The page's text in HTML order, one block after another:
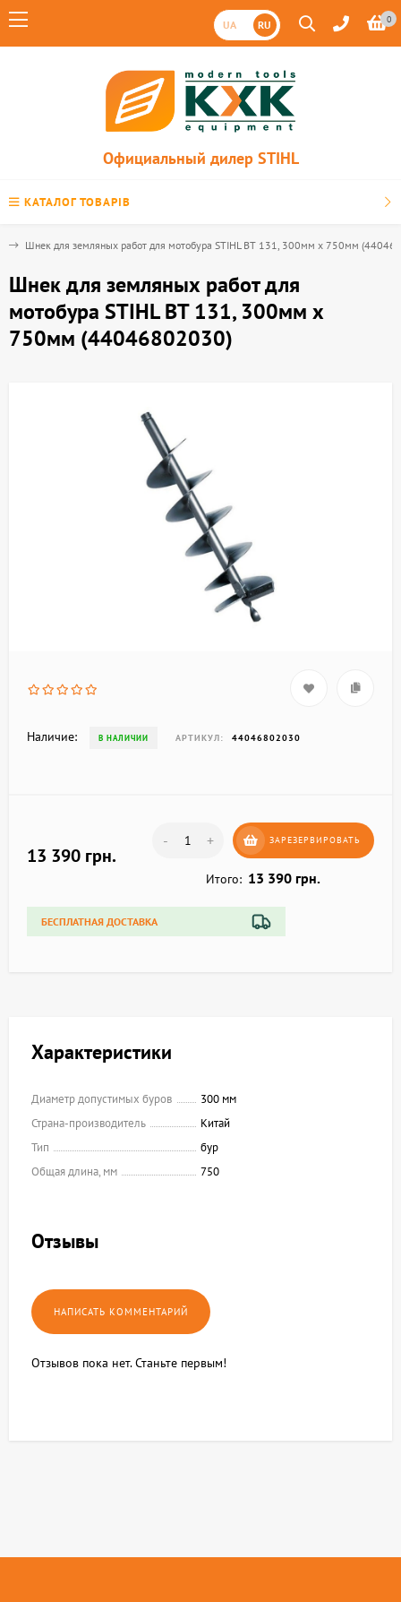
UA RU 0
Официальный дилер STIHL
КАТАЛОГ ТОВАРІВ
Шнек для земляных работ для мотобура STIHL ВТ 131, 300мм х 750мм
Шнек для земляных работ для
мотобура STIHL ВТ 131, 300мм х
750мм (44046802030)
Наличие: В НАЛИЧИИ АРТИКУЛ: 44046802030
13 390 грн.
- + ЗАРЕЗЕРВИРОВАТЬ
Итого: 13 390 грн.
БЕСПЛАТНАЯ ДОСТАВКА
Характеристики
Диаметр допустимых буров
300 мм
Страна-производитель
Китай
Тип
бур
Общая длина, мм
750
Отзывы
Отзывов пока нет. Станьте первым!